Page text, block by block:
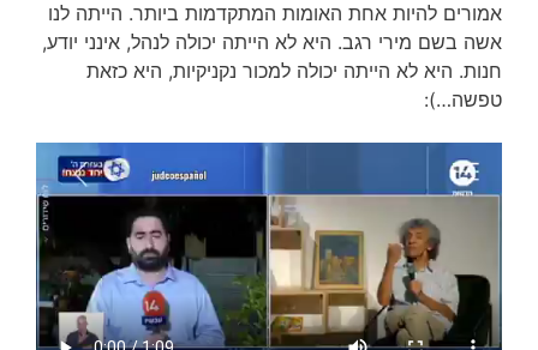
אמורים להיות אחת האומות המתקדמות ביותר. הייתה לנו
אשה בשם מירי רגב. היא לא הייתה יכולה לנהל, אינני יודע,
חנות. היא לא הייתה יכולה למכור נקניקיות, היא כזאת
טפשה…):